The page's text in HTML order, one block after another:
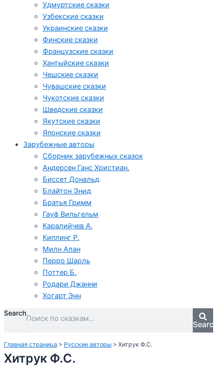
Удмуртские сказки
Узбекские сказки
Украинские сказки
Финские сказки
Французские сказки
Хантыйские сказки
Чешские сказки
Чувашские сказки
Чукотские сказки
Шведские сказки
Якутские сказки
Японские сказки
Зарубежные авторы
Сборник зарубежных сказок
Андерсен Ганс Христиан.
Биссет Дональд
Блайтон Энид
Братья Гримм
Гауф Вильгельм
Каралийчев А.
Киплинг Р.
Милн Алан
Перро Шарль
Поттер Б.
Родари Джанни
Хогарт Энн
Search
Главная страница > Русские авторы > Хитрук Ф.С.
Хитрук Ф.С.